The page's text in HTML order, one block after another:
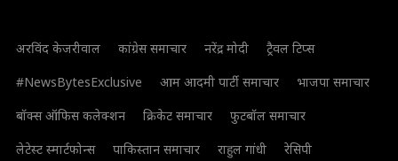
अरविंद केजरीवाल कांग्रेस समाचार नरेंद्र मोदी
ट्रैवल टिप्स
#NewsBytesExclusive
आम आदमी पार्टी समाचार
भाजपा समाचार
बॉक्स ऑफिस कलेक्शन
क्रिकेट समाचार
फुटबॉल समाचार
लेटेस्ट स्मार्टफोन्स
पाकिस्तान समाचार राहुल गांधी
रेसिपी